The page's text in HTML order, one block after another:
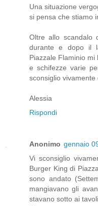
Una situazione
si pensa che stiamo
Oltre allo scandalo
durante e dopo il
Piazzale Flaminio
e schifezze varie
sconsiglio vivamente
Alessia
Rispondi
Anonimo gennaio
Vi sconsiglio
Burger King di
sono andato
mangiavano gli
stavano sotto ai